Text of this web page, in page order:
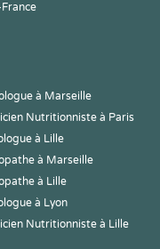
France
à Marseille
Nutritionniste à Paris
à Lille
à Marseille
à Lille
à Lyon
Nutritionniste à Lille